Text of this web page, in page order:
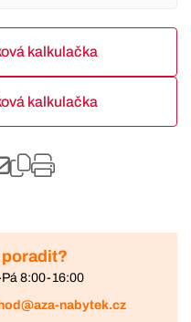
kalkulačka
kalkulačka
8:00-16:00
nabytek.cz